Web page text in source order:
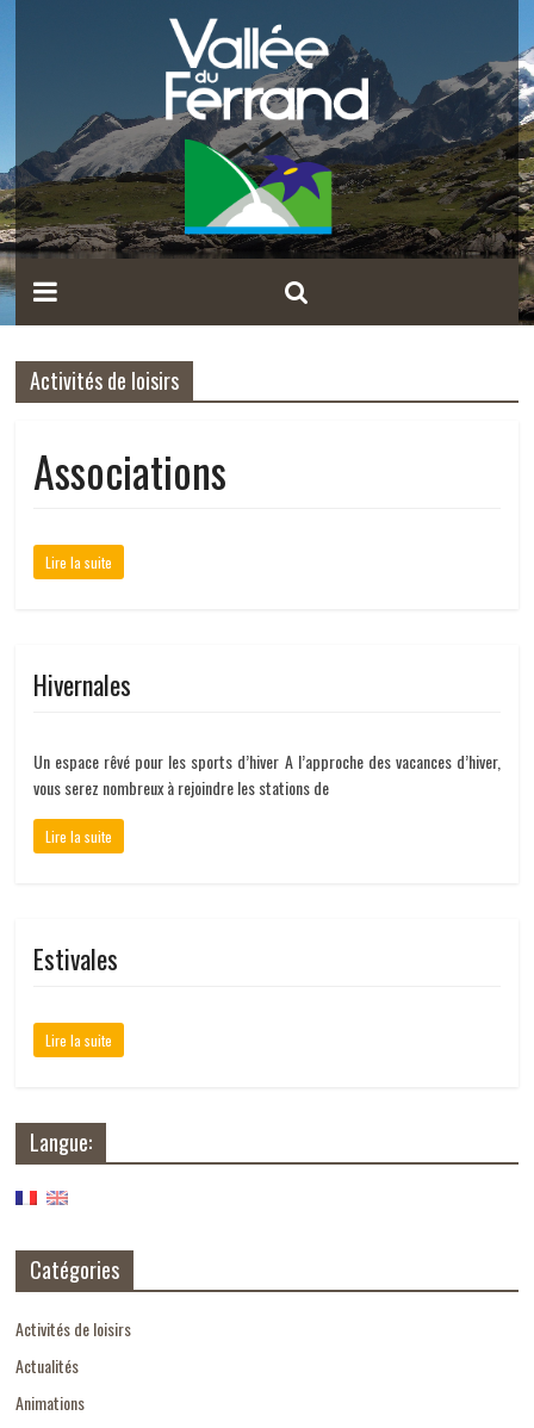
Activités de loisirs
Associations
Lire la suite
Hivernales
Un espace rêvé pour les sports d’hiver A l’approche des vacances d’hiver,
vous serez nombreux à rejoindre les stations de
Lire la suite
Estivales
Lire la suite
Langue:
Catégories
Activités de loisirs
Actualités
Animations